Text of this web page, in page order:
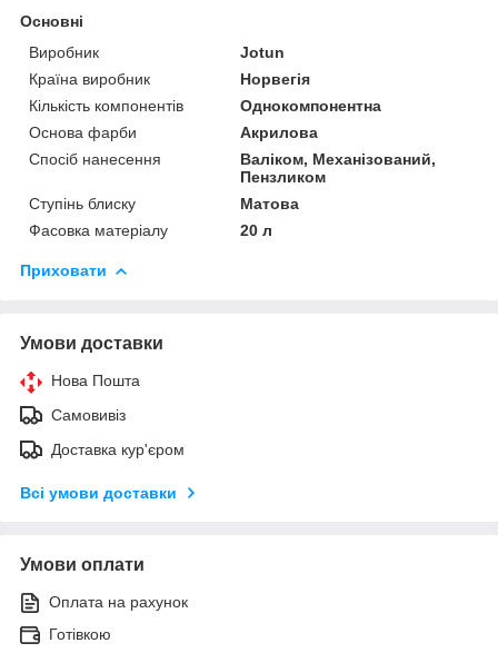
Основні
Виробник
Jotun
Країна виробник
Норвегія
Кількість компонентів
Однокомпонентна
Основа фарби
Акрилова
Спосіб нанесення
Валіком, Механізований,
Пензликом
Ступінь блиску
Матова
Фасовка матеріалу
20 л
Приховати
Умови доставки
Нова Пошта
Самовивіз
Доставка кур'єром
Всі умови доставки
Умови оплати
Оплата на рахунок
Готівкою